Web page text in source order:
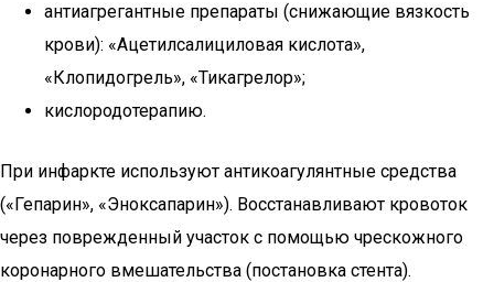
антиагрегантные препараты (снижающие вязкость
крови): «Ацетилсалициловая кислота»,
«Клопидогрель», «Тикагрелор»;
кислородотерапию.
При инфаркте используют антикоагулянтные средства
(«Гепарин», «Эноксапарин»). Восстанавливают кровоток
через поврежденный участок с помощью чрескожного
коронарного вмешательства (постановка стента).